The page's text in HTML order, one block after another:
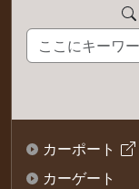
カーポート
カーゲート